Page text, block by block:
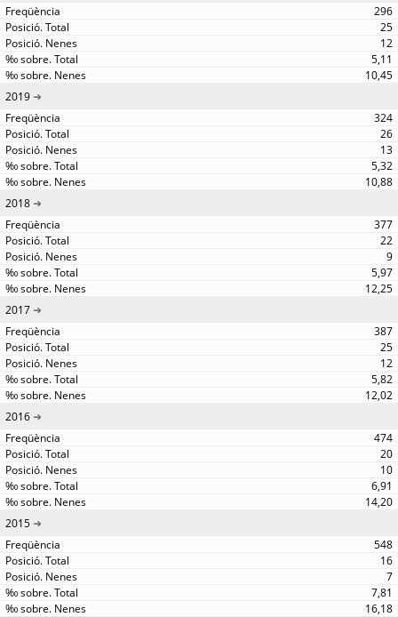
296
25
12
5,11
10,45
2019
324
26
13
5,32
10,88
2018
377
22
9
5,97
12,25
2017
387
25
12
5,82
12,02
2016
474
20
10
6,91
14,20
2015
548
16
7
7,81
16,18